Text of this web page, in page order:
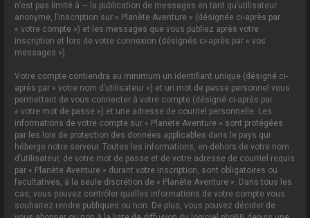
n’est pas limité à — la publication de messages en tant qu’utilisateur
anonyme, l’inscription sur « Planète Aventure » (désignée ci-après par
« votre compte ») et les messages que vous publiez après votre
inscription et lors de votre connexion (désignés ci-après par « vos
messages »).
Votre compte contiendra au minimum un identifiant unique (désigné ci-
après par « votre nom d’utilisateur ») et un mot de passe personnel vous
permettant de vous connecter à votre compte (désigné ci-après par
« votre mot de passe ») et une adresse de courriel personnelle. Les
informations de votre compte sur « Planète Aventure » sont protégées
par les lois de protection des données applicables dans le pays qui
héberge notre serveur. Toutes les informations, en-dehors de votre nom
d’utilisateur, de votre mot de passe et de votre adresse de courriel requis
par « Planète Aventure » durant votre inscription, sont obligatoires ou
facultatives, à la seule discrétion de « Planète Aventure ». Dans tous les
cas, vous pouvez contrôler quelles informations de votre compte vous
souhaitez rendre publiques ou non. De plus, vous pouvez décider de